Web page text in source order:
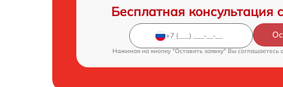
Бесплатная консультация
Нажимая на кнопку "Оставить заявку" Вы соглашаетесь c